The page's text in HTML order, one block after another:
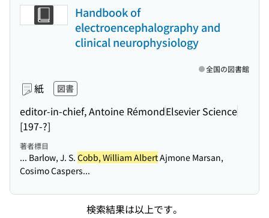
Handbook of
electroencephalography and
clinical neurophysiology
紙 図書
editor-in-chief, Antoine RémondElsevier Science
[197-?]
全国の図書館
著者標目
... Barlow, J. S. Cobb, William AlbertAjmone Marsan,
Cosimo Caspers...
検索結果は以上です。